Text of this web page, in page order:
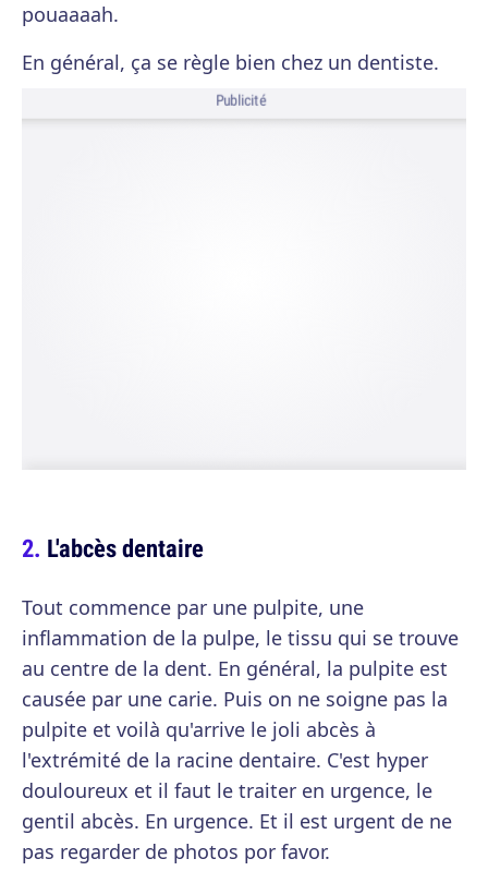
pouaaaah.
En général, ça se règle bien chez un dentiste.
Publicité
L'abcès dentaire
Tout commence par une pulpite, une
inflammation de la pulpe, le tissu qui se trouve
au centre de la dent. En général, la pulpite est
causée par une carie. Puis on ne soigne pas la
pulpite et voilà qu'arrive le joli abcès à
l'extrémité de la racine dentaire. C'est hyper
douloureux et il faut le traiter en urgence, le
gentil abcès. En urgence. Et il est urgent de ne
pas regarder de photos por favor.